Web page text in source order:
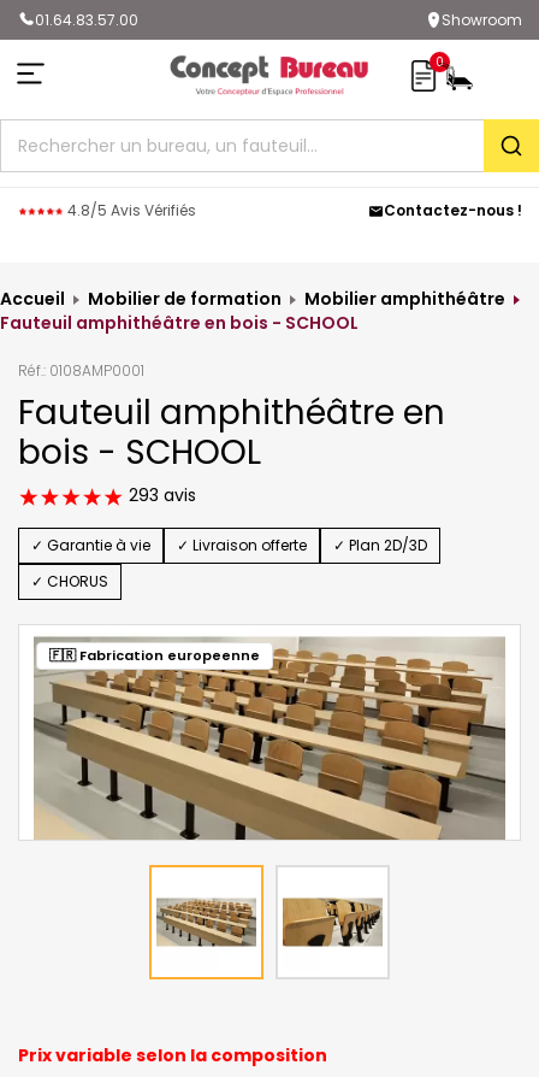
01.64.83.57.00 Showroom
0
4.8/5 Avis Vérifiés Contactez-nous !
Accueil Mobilier de formation
Mobilier amphithéâtre
Fauteuil amphithéâtre en bois - SCHOOL
Réf.: 0108AMP0001
Fauteuil amphithéâtre en
bois - SCHOOL
293 avis
✓ Garantie à vie ✓ Livraison offerte
✓ Plan 2D/3D
✓ CHORUS
Prix variable selon la composition